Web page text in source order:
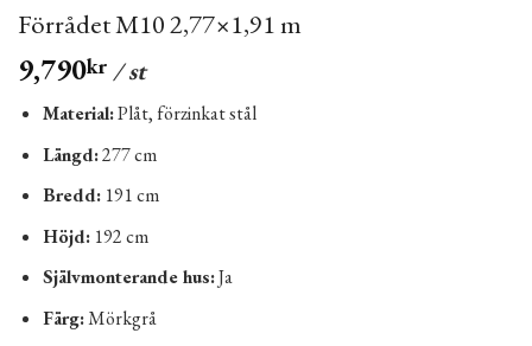
Förrådet M10 2,77×1,91 m
9,790kr / st
Material:Plåt, förzinkat stål
Längd:277 cm
Bredd:191 cm
Höjd:192 cm
Självmonterande hus:Ja
Färg:Mörkgrå